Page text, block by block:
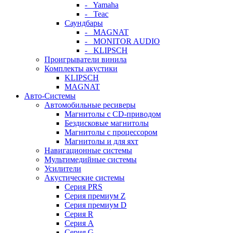
- Yamaha
- Teac
Саундбары
- MAGNAT
- MONITOR AUDIO
- KLIPSCH
Проигрыватели винила
Комплекты акустики
KLIPSCH
MAGNAT
Авто-Системы
Автомобильные ресиверы
Магнитолы с CD-приводом
Бездисковые магнитолы
Магнитолы с процессором
Магнитолы и для яхт
Навигационные системы
Мультимедийные системы
Усилители
Акустические системы
Cерия PRS
Cерия премиум Z
Cерия премиум D
Cерия R
Cерия A